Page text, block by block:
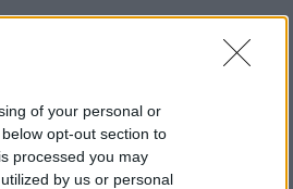
of your personal or
opt-out section to
processed you may
by us or personal